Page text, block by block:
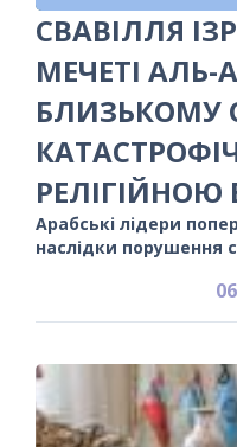
СВАВІЛЛЯ
МЕЧЕТІ
БЛИЗЬКОМУ
Арабські лідери
наслідки порушення